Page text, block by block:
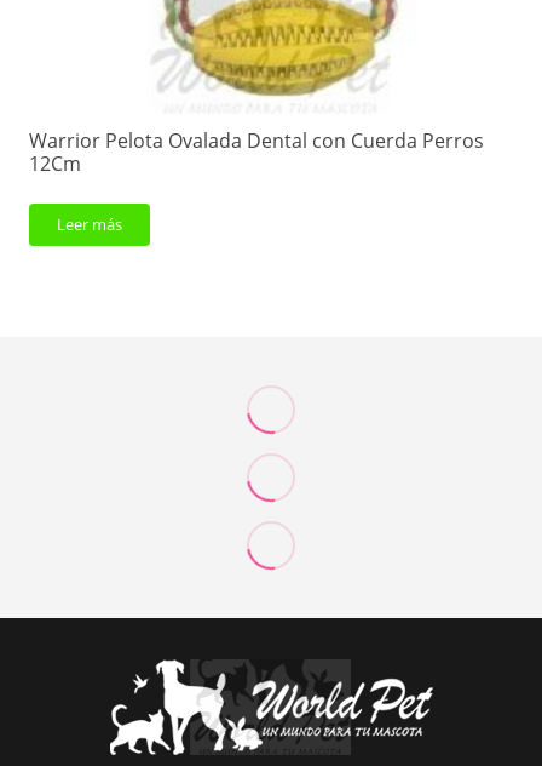
Warrior Pelota Ovalada Dental con Cuerda Perros
12Cm
Leer más